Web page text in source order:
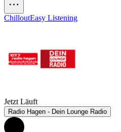
ChilloutEasy Listening
Jetzt Läuft
Radio Hagen - Dein Lounge Radio